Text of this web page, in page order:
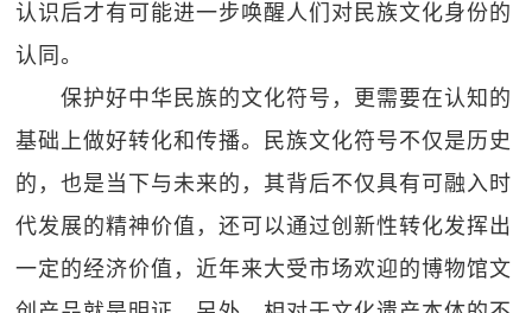
认识后才有可能进一步唤醒人们对民族文化身份的
认同。
保护好中华民族的文化符号，更需要在认知的
基础上做好转化和传播。民族文化符号不仅是历史
的，也是当下与未来的，其背后不仅具有可融入时
代发展的精神价值，还可以通过创新性转化发挥出
一定的经济价值，近年来大受市场欢迎的博物馆文